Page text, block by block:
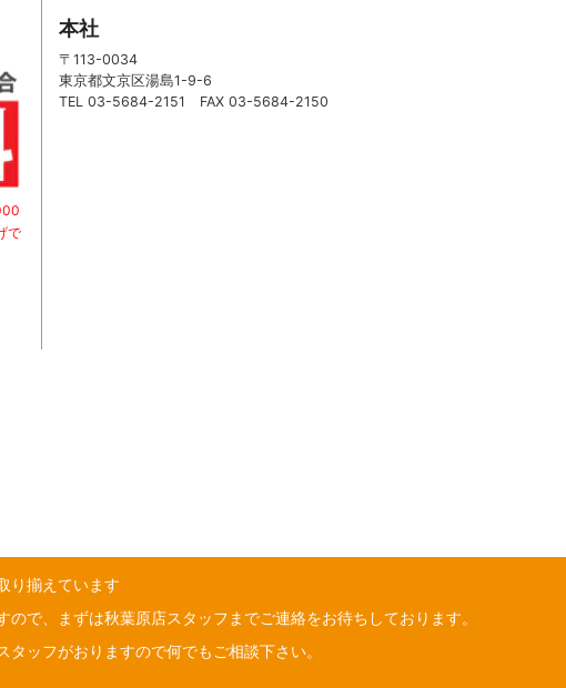
で
本社
〒113-0034
東京都文京区湯島1-9-6
TEL 03-5684-2151 FAX 03-5684-2150
り揃えています
で、まずは秋葉原店スタッフまでご連絡をお待ちしております。
ッフがおりますので何でもご相談下さい。